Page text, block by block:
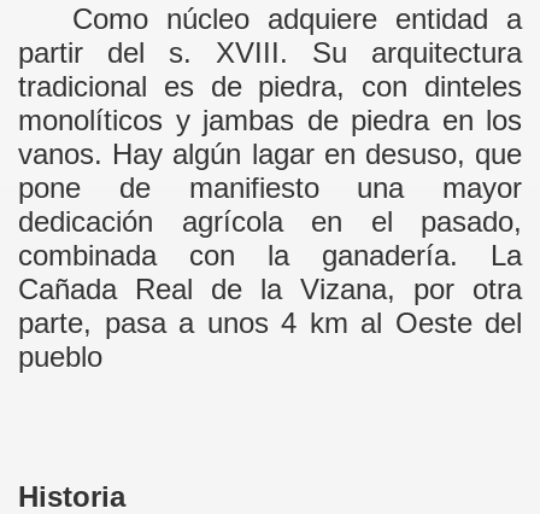
Como núcleo adquiere entidad a
partir del s. XVIII. Su arquitectura
tradicional es de piedra, con dinteles
monolíticos y jambas de piedra en los
vanos. Hay algún lagar en desuso, que
pone de manifiesto una mayor
dedicación agrícola en el pasado,
combinada con la ganadería. La
Cañada Real de la Vizana, por otra
parte, pasa a unos 4 km al Oeste del
pueblo
Historia